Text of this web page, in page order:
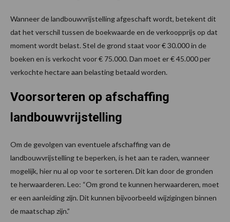
Wanneer de landbouwvrijstelling afgeschaft wordt, betekent dit
dat het verschil tussen de boekwaarde en de verkoopprijs op dat
moment wordt belast. Stel de grond staat voor € 30.000 in de
boeken en is verkocht voor € 75.000. Dan moet er € 45.000 per
verkochte hectare aan belasting betaald worden.
Voorsorteren op afschaffing
landbouwvrijstelling
Om de gevolgen van eventuele afschaffing van de
landbouwvrijstelling te beperken, is het aan te raden, wanneer
mogelijk, hier nu al op voor te sorteren. Dit kan door de gronden
te herwaarderen. Leo: “Om grond te kunnen herwaarderen, moet
er een aanleiding zijn. Dit kunnen bijvoorbeeld wijzigingen binnen
de maatschap zijn.”